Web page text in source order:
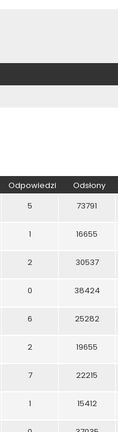
Odpowiedzi Odsłony
5 73791
1 16655
2 30537
0 38424
6 25282
2 19655
7 22215
1 15412